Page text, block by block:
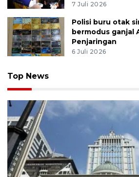
7 Juli 2026
Polisi buru otak
bermodus ganjal
Penjaringan
6 Juli 2026
Top News